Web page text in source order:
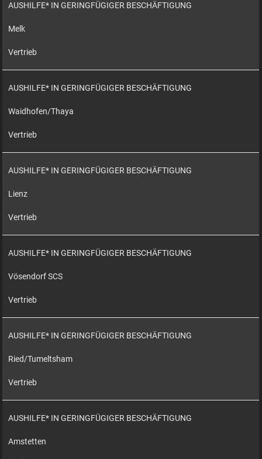
AUSHILFE* IN GERINGFÜGIGER BESCHÄFTIGUNG
Melk
Vertrieb
AUSHILFE* IN GERINGFÜGIGER BESCHÄFTIGUNG
Waidhofen/Thaya
Vertrieb
AUSHILFE* IN GERINGFÜGIGER BESCHÄFTIGUNG
Lienz
Vertrieb
AUSHILFE* IN GERINGFÜGIGER BESCHÄFTIGUNG
Vösendorf SCS
Vertrieb
AUSHILFE* IN GERINGFÜGIGER BESCHÄFTIGUNG
Ried/Tumeltsham
Vertrieb
AUSHILFE* IN GERINGFÜGIGER BESCHÄFTIGUNG
Amstetten